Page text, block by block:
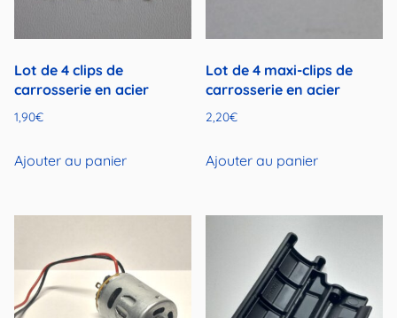
Lot de 4 clips de
carrosserie en acier
1,90€
Ajouter au panier
Lot de 4 maxi-clips de
carrosserie en acier
2,20€
Ajouter au panier